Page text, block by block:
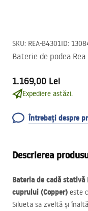
SKU: REA-B4301ID:
Baterie de podea
1.169,00 Lei
Expediere astăzi.
Întrebați despre
Descrierea
Bateria de cadă
cuprului (Copper) este
Silueta sa zveltă și